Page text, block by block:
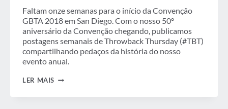
Faltam onze semanas para o início da Convenção
GBTA 2018 em San Diego. Com o nosso 50º
aniversário da Convenção chegando, publicamos
postagens semanais de Throwback Thursday (#TBT)
compartilhando pedaços da história do nosso
evento anual.
LER MAIS RETROCESSO